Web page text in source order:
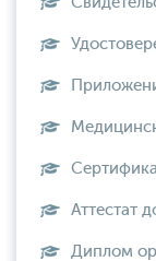
Аттестат
Диплом